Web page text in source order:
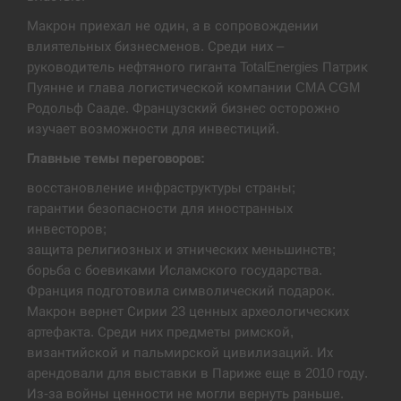
США обсуждают лицензии на Patriot для
Украины, несмотря на сомнения…
СЕРПЕНЬ
12:40
Латвія готова направити до 20 військових для
СЕРПЕНЬ
Силы обороны поразили российскую
переправу, склады и другие важные объекты…
СЕРПЕНЬ
12:10
У США зафіксували рекордний спалах
циклоспорозу, захворіли понад 10 тисяч…
СЕРПЕНЬ
Макрон приехал не один, а в сопровождении
влиятельных бизнесменов. Среди них –
руководитель нефтяного гиганта TotalEnergies Патрик
Пуянне и глава логистической компании CMA CGM
Родольф Сааде. Французский бизнес осторожно
изучает возможности для инвестиций.
Главные темы переговоров:
восстановление инфраструктуры страны;
гарантии безопасности для иностранных
инвесторов;
защита религиозных и этнических меньшинств;
борьба с боевиками Исламского государства.
Франция подготовила символический подарок.
Макрон вернет Сирии 23 ценных археологических
артефакта. Среди них предметы римской,
византийской и пальмирской цивилизаций. Их
арендовали для выставки в Париже еще в 2010 году.
Из-за войны ценности не могли вернуть раньше.